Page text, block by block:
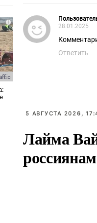
28.01.2025
Ответить
5 АВГУСТА 2026,
Лайма